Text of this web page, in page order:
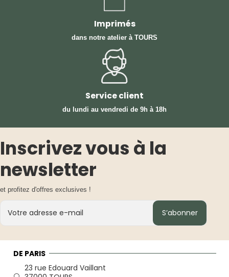
Imprimés
dans notre atelier à TOURS
Service client
du lundi au vendredi de 9h à 18h
Inscrivez vous à la
newsletter
et profitez d'offres exclusives !
S’abonner
DE PARIS
23 rue Edouard Vaillant